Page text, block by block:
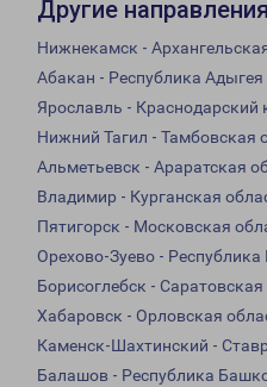
Другие направления
Нижнекамск -
Абакан - Республика Адыгея
Ярославль - Краснодарский
Нижний Тагил - Тамбовская
Альметьевск - Араратская
Владимир - Курганская
Пятигорск - Московская
Орехово-Зуево -
Борисоглебск - Саратовская
Хабаровск - Орловская
Каменск-Шахтинский -
Балашов - Республика